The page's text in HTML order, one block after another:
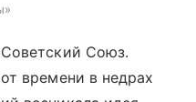
Союз.
времени в недрах